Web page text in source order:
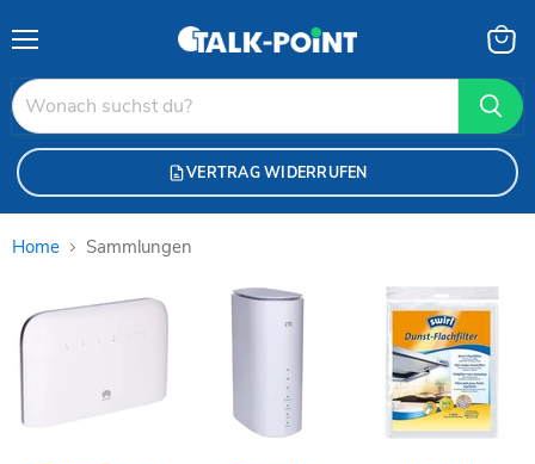
VERTRAG WIDERRUFEN
Home Sammlungen
Sammlungen